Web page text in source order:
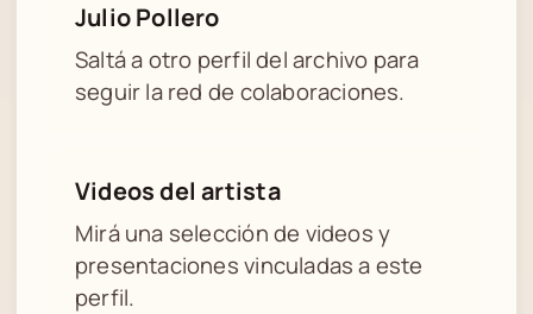
Julio Pollero
Saltá a otro perfil del archivo para
seguir la red de colaboraciones.
Videos del artista
Mirá una selección de videos y
presentaciones vinculadas a este
perfil.